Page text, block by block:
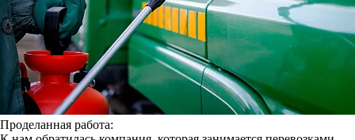
Проделанная работа: